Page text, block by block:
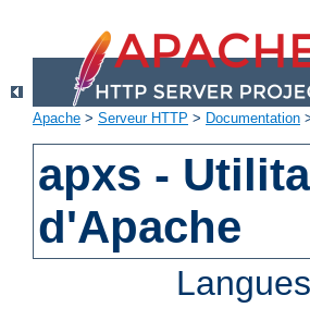
Apache > Serveur HTTP > Documentation
apxs -
d'Apache